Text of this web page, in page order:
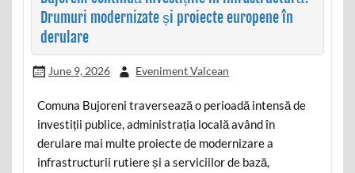
Drumuri modernizate și proiecte europene în
derulare
June 9, 2026 Eveniment Valcean
Comuna Bujoreni traversează o perioadă intensă de
investiții publice, administrația locală având în
derulare mai multe proiecte de modernizare a
infrastructurii rutiere și a serviciilor de bază,